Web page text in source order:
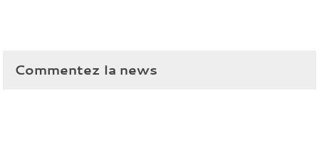
Commentez la news